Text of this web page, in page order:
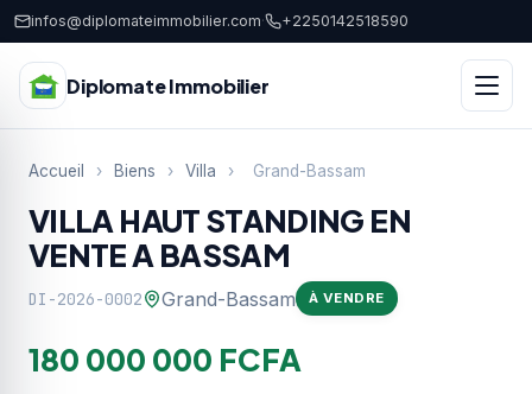
infos@diplomateimmobilier.com· +2250142518590
Diplomate Immobilier
Accueil › Biens › Villa › Grand-Bassam
VILLA HAUT STANDING EN
VENTE A BASSAM
DI-2026-0002 Grand-Bassam À VENDRE
180 000 000 FCFA